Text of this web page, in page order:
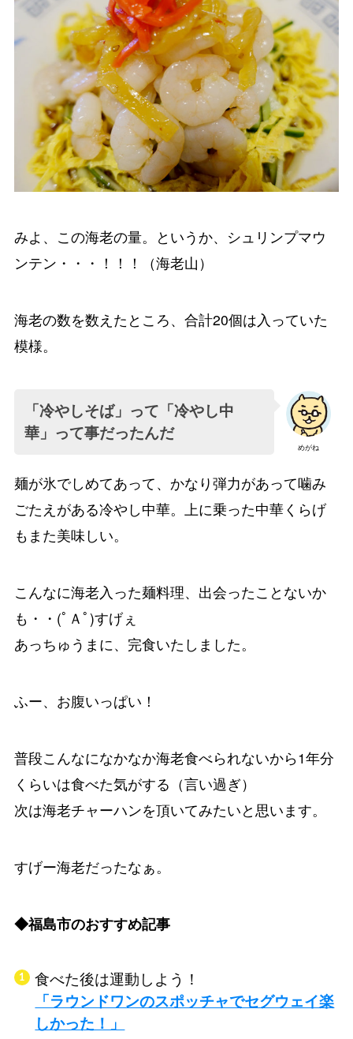
みよ、この海老の量。というか、シュリンプマウ
ンテン・・・！！！（海老山）
海老の数を数えたところ、合計20個は入っていた
模様。
めがね
「冷やしそば」って「冷やし中
華」って事だったんだ
麺が氷でしめてあって、かなり弾力があって噛み
ごたえがある冷やし中華。上に乗った中華くらげ
もまた美味しい。
こんなに海老入った麺料理、出会ったことないか
も・・(ﾟＡﾟ)すげぇ
あっちゅうまに、完食いたしました。
ふー、お腹いっぱい！
普段こんなになかなか海老食べられないから1年分
くらいは食べた気がする（言い過ぎ）
次は海老チャーハンを頂いてみたいと思います。
すげー海老だったなぁ。
◆福島市のおすすめ記事
食べた後は運動しよう！
「ラウンドワンのスポッチャでセグウェイ楽
しかった！」